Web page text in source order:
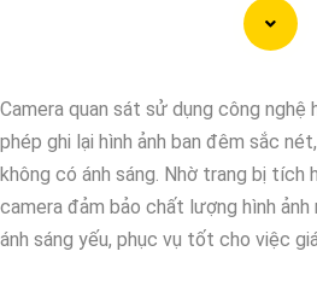
nét và độ phân giải cao giúp bạn
rõ ràng. Khám phá ngay và đầu tư
Camera quan sát sử dụng công nghệ
phép ghi lại hình ảnh ban đêm sắc
không có ánh sáng. Nhờ trang bị tích
camera đảm bảo chất lượng hình
ánh sáng yếu, phục vụ tốt cho việc